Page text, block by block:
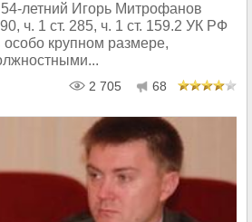
54-летний Игорь Митрофанов
ч. 1 ст. 285, ч. 1 ст. 159.2 УК РФ
особо крупном размере,
2 705 68